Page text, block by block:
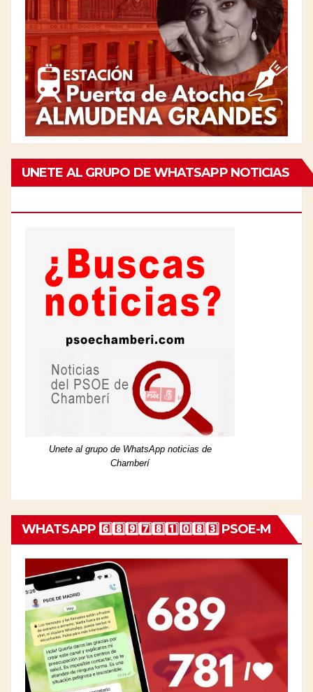
UNETE AL GRUPO DE WHATSAPP NOTICIAS
Unete al grupo de WhatsApp noticias de
Chamberí
WHATSAPP 6️⃣8️⃣9️⃣7️⃣8️⃣1️⃣0️⃣8️⃣3️⃣ PSOE-M